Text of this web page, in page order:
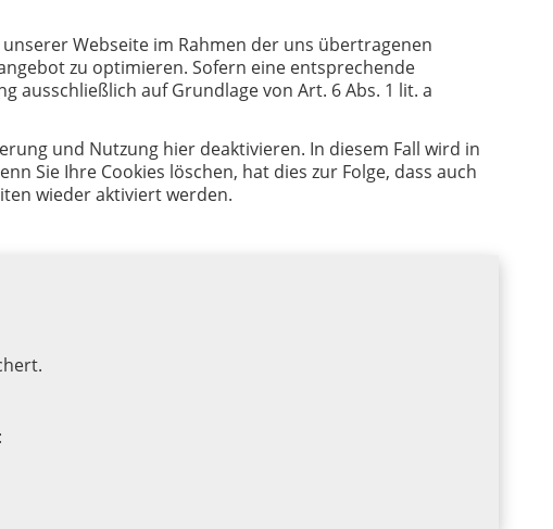
Webseite im Rahmen der uns übertragenen
zu optimieren. Sofern eine entsprechende
ausschließlich auf Grundlage von Art. 6 Abs. 1 lit. a
und Nutzung hier deaktivieren. In diesem Fall wird in
Sie Ihre Cookies löschen, hat dies zur Folge, dass auch
wieder aktiviert werden.